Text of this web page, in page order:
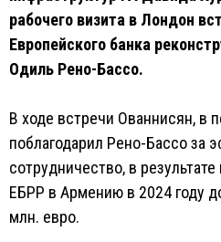
рабочего визита в Лондон
Европейского банка
Одиль Рено-Бассо.
В ходе встречи Ованнисян, в
поблагодарил Рено-Бассо за
сотрудничество, в
ЕБРР в Армению в 2024 году
млн. евро.